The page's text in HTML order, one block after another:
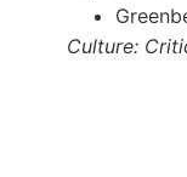
Culture: